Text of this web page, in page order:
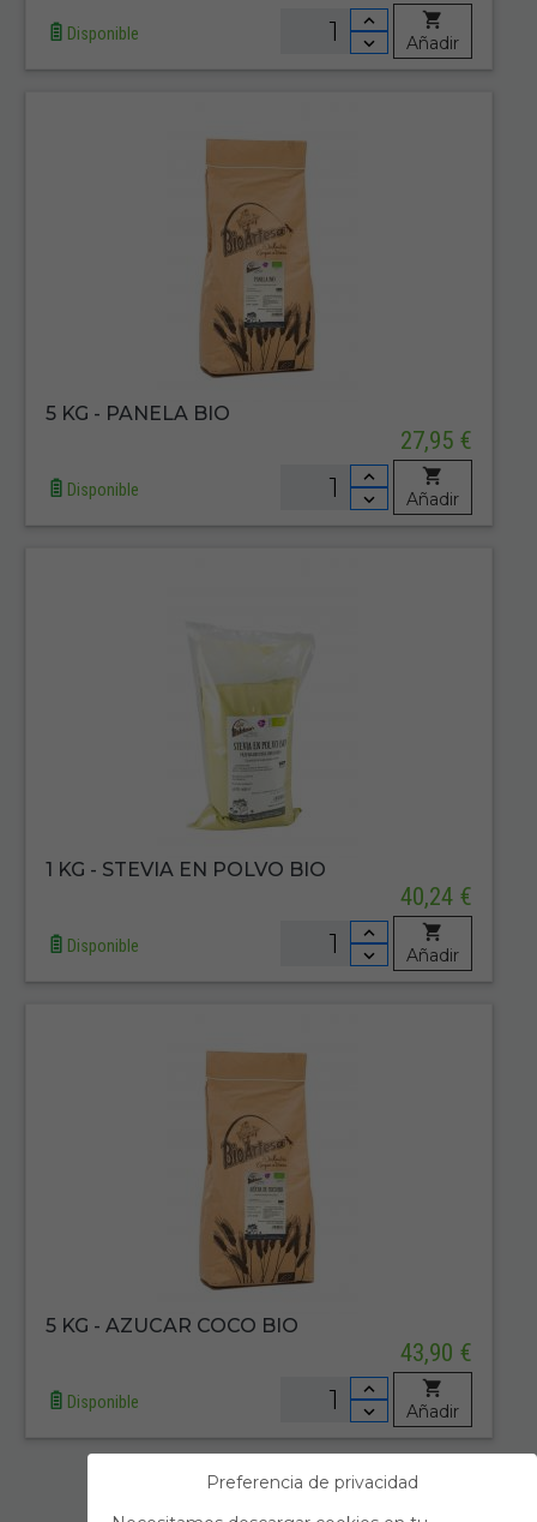
Disponible Añadir
5 KG - PANELA BIO
27,95 €
Disponible Añadir
1 KG - STEVIA EN POLVO BIO
40,24 €
Disponible Añadir
5 KG - AZUCAR COCO BIO
43,90 €
Disponible Añadir
Preferencia de privacidad